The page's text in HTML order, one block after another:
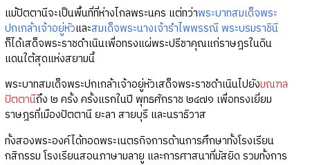
แม้ปัตตานีจะเป็นพื้นที่ที่ห่างไกลพระนคร แต่ทว่าพระบาทสมเด็จพระ
ปกเกล้าเจ้าอยู่หัวและสมเด็จพระนางเจ้ารำไพพรรณี พระบรมราชินี
ก็ได้เสด็จพระราชดำเนินเพื่อทรงแผ่พระปรีชาคุณแก่ราษฎรในดิน
แดนใต้สุดแห่งสยามนี้
พระบาทสมเด็จพระปกเกล้าเจ้าอยู่หัวเสด็จพระราชดำเนินไปยังมณฑล
ปัตตานีถึง ๒ ครั้ง ครั้งแรกในปี พุทธศักราช ๒๔๗๑ เพื่อทรงเยี่ยม
ราษฎรที่เมืองปัตตานี ยะลา สายบุรี และนราธิวาส
ทั้งสองพระองค์ได้ทอดพระเนตรกิจการด้านการศึกษาทั้งโรงเรียน
กสิกรรม โรงเรียนสอนภาษามลายู และการศาสนาที่มัสยิด รวมทั้งการ